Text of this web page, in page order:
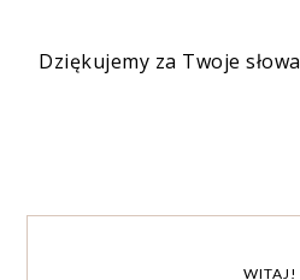
Dziękujemy za Twoje słowa
WITAJ!